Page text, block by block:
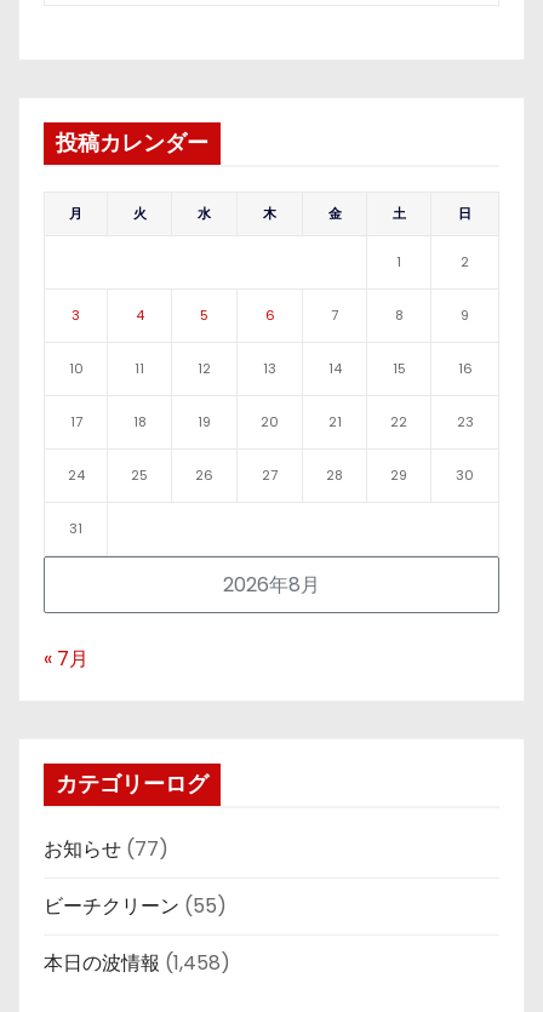
投稿カレンダー
2026年8月
月 火 水 木 金 土 日
1 2
3 4 5 6 7 8 9
10 11 12 13 14 15 16
17 18 19 20 21 22 23
24 25 26 27 28 29 30
31
« 7月
カテゴリーログ
お知らせ (77)
ビーチクリーン (55)
本日の波情報 (1,458)